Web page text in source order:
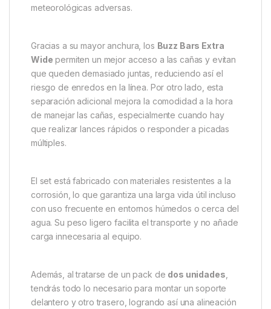
meteorológicas adversas.
Gracias a su mayor anchura, los Buzz Bars Extra
Wide permiten un mejor acceso a las cañas y evitan
que queden demasiado juntas, reduciendo así el
riesgo de enredos en la línea. Por otro lado, esta
separación adicional mejora la comodidad a la hora
de manejar las cañas, especialmente cuando hay
que realizar lances rápidos o responder a picadas
múltiples.
El set está fabricado con materiales resistentes a la
corrosión, lo que garantiza una larga vida útil incluso
con uso frecuente en entornos húmedos o cerca del
agua. Su peso ligero facilita el transporte y no añade
carga innecesaria al equipo.
Además, al tratarse de un pack de dos unidades
tendrás todo lo necesario para montar un soporte
delantero y otro trasero, logrando así una alineación